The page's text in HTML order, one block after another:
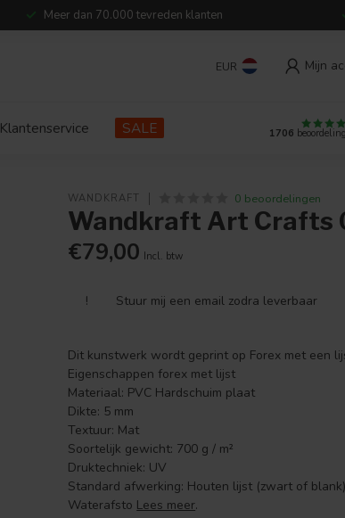
Meer dan 70.000 tevreden klanten
EUR Mijn
Klantenservice SALE 1706
WANDKRAFT 0 beoordelingen
Wandkraft Art Crafts
€79,00 Incl. btw
! Stuur mij een email zodra leverbaar
Dit kunstwerk wordt geprint op Forex met een
Eigenschappen forex met lijst
Materiaal: PVC Hardschuim plaat
Dikte: 5 mm
Textuur: Mat
Soortelijk gewicht: 700 g / m²
Druktechniek: UV
Standard afwerking: Houten lijst (zwart of blank)
Waterafsto Lees meer.